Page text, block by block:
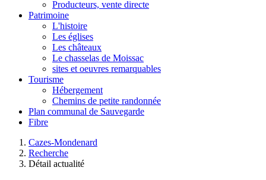
Producteurs, vente directe
Patrimoine
L'histoire
Les églises
Les châteaux
Le chasselas de Moissac
sites et oeuvres remarquables
Tourisme
Hébergement
Chemins de petite randonnée
Plan communal de Sauvegarde
Fibre
Cazes-Mondenard
Recherche
Détail actualité